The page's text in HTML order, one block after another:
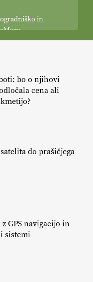
in
kmetija
kmetija
kmetija
oljarstvo
kmetija
bo o njihovi
cena ali
do prašičjega
GPS navigacijo in
sistemi